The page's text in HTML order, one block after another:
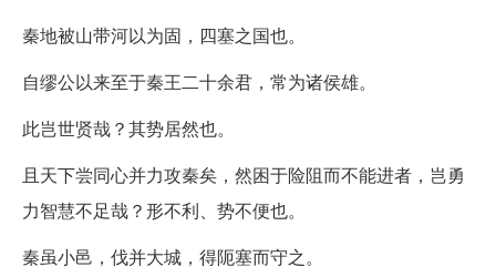
秦地被山带河以为固，四塞之国也。
自缪公以来至于秦王二十余君，常为诸侯雄。
此岂世贤哉？其势居然也。
且天下尝同心并力攻秦矣，然困于险阻而不能进者，岂勇
力智慧不足哉？形不利、势不便也。
秦虽小邑，伐并大城，得阨塞而守之。